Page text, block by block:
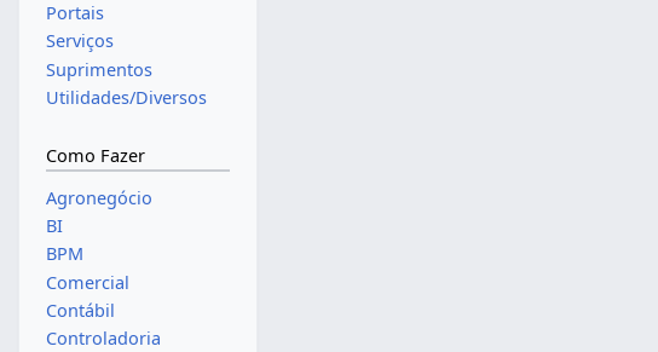
Portais
Serviços
Suprimentos
Utilidades/Diversos
Como Fazer
Agronegócio
BI
BPM
Comercial
Contábil
Controladoria